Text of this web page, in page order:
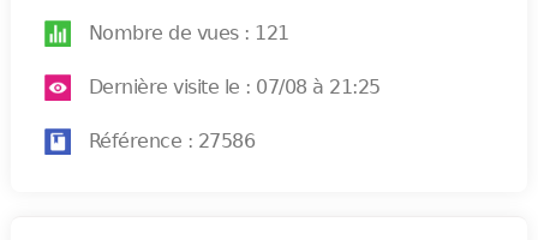
Nombre de vues : 121
Dernière visite le : 07/08 à 21:25
Référence : 27586